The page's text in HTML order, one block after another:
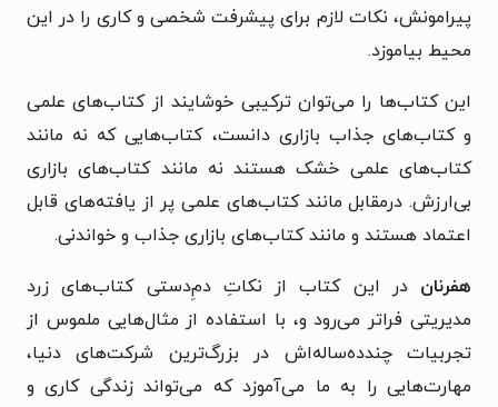
پیرامونش، نکات لازم برای پیشرفت شخصی و کاری را در این
محیط بیاموزد.
این کتاب‌ها را می‌توان ترکیبی خوشایند از کتاب‌های علمی
و کتاب‌های جذاب بازاری دانست، کتاب‌هایی که نه مانند
کتاب‌های علمی خشک هستند نه مانند کتاب‌های بازاری
بی‌ارزش. درمقابل مانند کتاب‌های علمی پر از یافته‌های قابل
اعتماد هستند و مانند کتاب‌های بازاری جذاب و خواندنی.
هفرنان در این کتاب از نکاتِ دمِ‌دستی کتاب‌های زرد
مدیریتی فراتر می‌رود و، با استفاده از مثال‌هایی ملموس از
تجربیات چندده‌ساله‌اش در بزرگ‌ترین شرکت‌های دنیا،
مهارت‌هایی را به ما می‌آموزد که می‌تواند زندگی کاری و